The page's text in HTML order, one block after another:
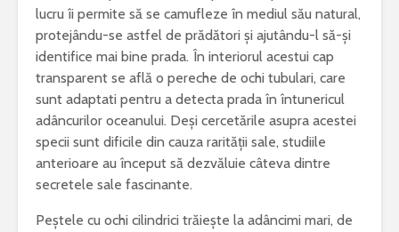
lucru îi permite să se camufleze în mediul său natural,
protejându-se astfel de prădători și ajutându-l să-și
identifice mai bine prada. În interiorul acestui cap
transparent se află o pereche de ochi tubulari, care
sunt adaptati pentru a detecta prada în întunericul
adâncurilor oceanului. Deși cercetările asupra acestei
specii sunt dificile din cauza rarității sale, studiile
anterioare au început să dezvăluie câteva dintre
secretele sale fascinante.
Peștele cu ochi cilindrici trăiește la adâncimi mari, de